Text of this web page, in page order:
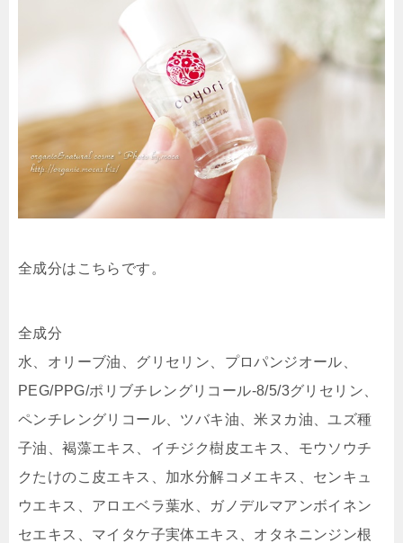
全成分はこちらです。
全成分
水、オリーブ油、グリセリン、プロパンジオール、
PEG/PPG/ポリブチレングリコール-8/5/3グリセリン、
ペンチレングリコール、ツバキ油、米ヌカ油、ユズ種
子油、褐藻エキス、イチジク樹皮エキス、モウソウチ
クたけのこ皮エキス、加水分解コメエキス、センキュ
ウエキス、アロエベラ葉水、ガノデルマアンボイネン
セエキス、マイタケ子実体エキス、オタネニンジン根